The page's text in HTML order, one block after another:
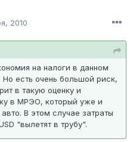
2010
на налоги в данном
есть очень большой риск,
в такую оценку и
в МРЭО, который уже и
В этом случае затраты
"вылетят в трубу".